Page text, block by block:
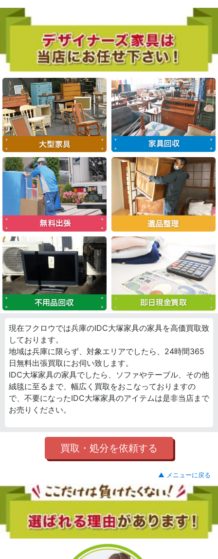
現在フクロウでは兵庫のIDC大塚家具の家具を高価買取致
しております。
地域は兵庫に限らず、対象エリアでしたら、24時間365
日無料出張買取にお伺い致します。
IDC大塚家具の家具でしたら、ソファやテーブル、その他
絨毯に至るまで、幅広く買取をおこなっておりますの
で、不要になったIDC大塚家具のアイテムは是非当店まで
お売りください。
買取・処分を依頼する
▲ メニューに戻る